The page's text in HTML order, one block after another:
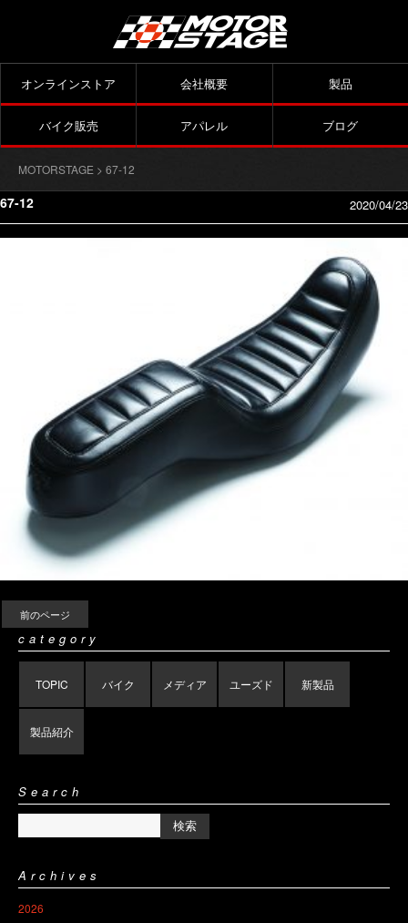
オンラインストア 会社概要 製品
バイク販売 アパレル ブログ
MOTORSTAGE > 67-12
67-12 2020/04/23
前のページ
category
TOPIC バイク メディア ユーズド 新製品
製品紹介
Search
Archives
2026